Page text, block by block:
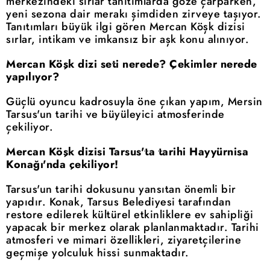
yeni sezona dair merakı şimdiden zirveye taşıyor.
Tanıtımları büyük ilgi gören Mercan Köşk dizisi
sırlar, intikam ve imkansız bir aşk konu alınıyor.
Mercan Köşk dizi seti nerede? Çekimler nerede
yapılıyor?
Güçlü oyuncu kadrosuyla öne çıkan yapım, Mersin
Tarsus'un tarihi ve büyüleyici atmosferinde
çekiliyor.
Mercan Köşk dizisi Tarsus'ta tarihi Hayyürnisa
Konağı'nda çekiliyor!
Tarsus'un tarihi dokusunu yansıtan önemli bir
yapıdır. Konak, Tarsus Belediyesi tarafından
restore edilerek kültürel etkinliklere ev sahipliği
yapacak bir merkez olarak planlanmaktadır. Tarihi
atmosferi ve mimari özellikleri, ziyaretçilerine
geçmişe yolculuk hissi sunmaktadır.